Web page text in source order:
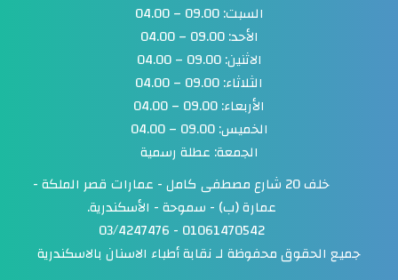
السبت: 09.00 – 04.00
الأحد: 09.00 – 04.00
الاثنين: 09.00 – 04.00
الثلاثاء: 09.00 – 04.00
الأربعاء: 09.00 – 04.00
الخميس: 09.00 – 04.00
الجمعة: عطلة رسمية
خلف 20 شارع مصطفى كامل - عمارات قصر الملكة -
عمارة (ب) - سموحة - الأسكندرية.
01061470542 - 03/4247476
جميع الحقوق محفوظة لـنقابة أطباء الاسنان بالاسكندرية